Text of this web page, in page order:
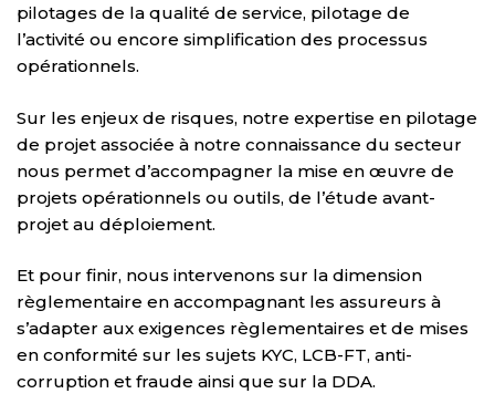
pilotages de la qualité de service, pilotage de
l’activité ou encore simplification des processus
opérationnels.
Sur les enjeux de risques, notre expertise en pilotage
de projet associée à notre connaissance du secteur
nous permet d’accompagner la mise en œuvre de
projets opérationnels ou outils, de l’étude avant-
projet au déploiement.
Et pour finir, nous intervenons sur la dimension
règlementaire en accompagnant les assureurs à
s’adapter aux exigences règlementaires et de mises
en conformité sur les sujets KYC, LCB-FT, anti-
corruption et fraude ainsi que sur la DDA.